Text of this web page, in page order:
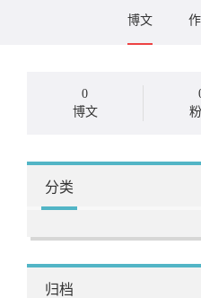
博文
0
博文
分类
归档